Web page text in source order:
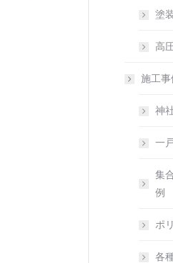
塗
高
施工事
神
一
集
例
ポ
各